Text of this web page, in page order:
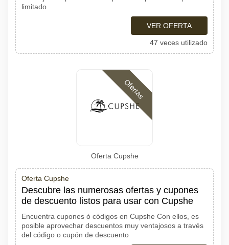
limitado
VER OFERTA
47 veces utilizado
Ofertas
Oferta Cupshe
Oferta Cupshe
Descubre las numerosas ofertas y cupones
de descuento listos para usar con Cupshe
Encuentra cupones ó códigos en Cupshe Con ellos, es
posible aprovechar descuentos muy ventajosos a través
del código o cupón de descuento